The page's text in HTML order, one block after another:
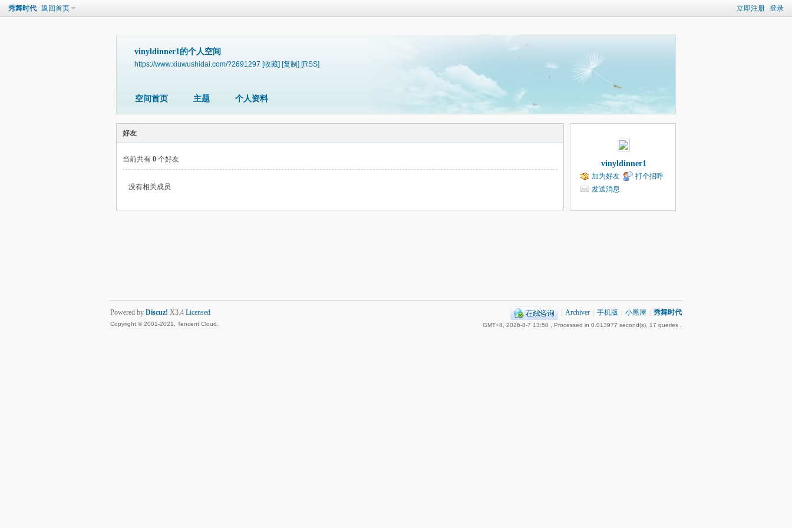
立即注册 登录
秀舞时代 返回首页
vinyldinner1的个人空间
https://www.xiuwushidai.com/?2691297 [收藏] [复制] [RSS]
空间首页 主题 个人资料
好友
当前共有 0 个好友
没有相关成员
vinyldinner1
加为好友
打个招呼
发送消息
Archiver 手机版 小黑屋 秀舞时代
GMT+8, 2026-8-7 13:50 , Processed in 0.013977 second(s), 17 queries .
Powered by Discuz! X3.4 Licensed
Copyright © 2001-2021, Tencent Cloud.